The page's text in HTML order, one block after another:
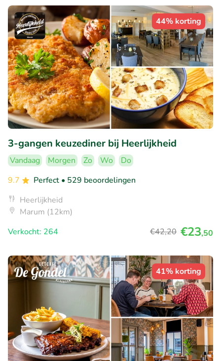
44% korting
3-gangen keuzediner bij Heerlijkheid
Vandaag Morgen Zo Wo
Do
9.7
Perfect • 529 beoordelingen
Heerlijkheid
Marum (12km)
Verkocht: 264
€42,20 €23,50
41% korting